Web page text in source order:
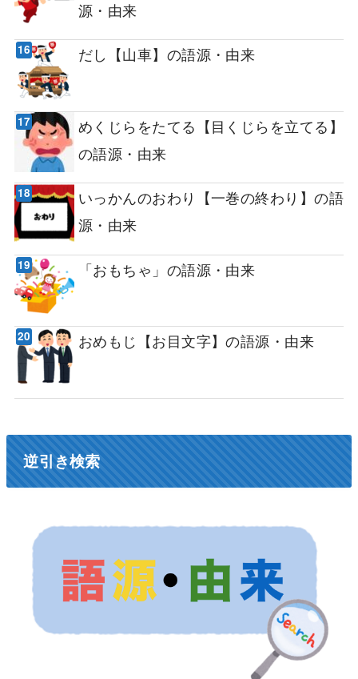
源・由来
だし【山車】の語源・由来
めくじらをたてる【目くじらを立てる】
の語源・由来
いっかんのおわり【一巻の終わり】の語
源・由来
「おもちゃ」の語源・由来
おめもじ【お目文字】の語源・由来
逆引き検索